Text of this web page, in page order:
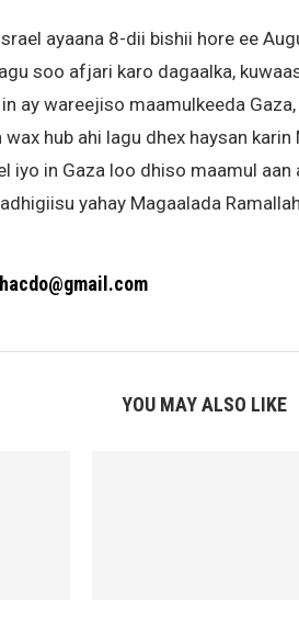
ayaana 8-dii bishii hore ee
soo afjari karo dagaalka,
ay wareejiso maamulkeeda
wax hub ahi lagu dhex haysan
iyo in Gaza loo dhiso maamul
yahay Magaalada
YOU MAY ALSO LIKE